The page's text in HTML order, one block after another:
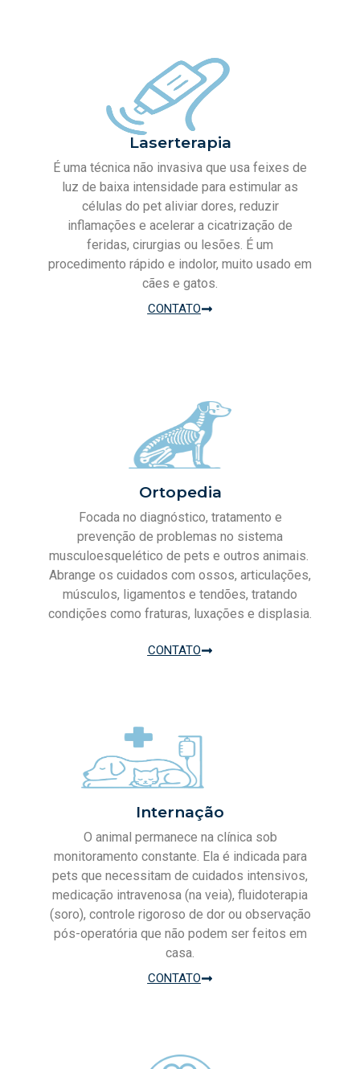
Laserterapia
É uma técnica não invasiva que usa feixes de
luz de baixa intensidade para estimular as
células do pet aliviar dores, reduzir
inflamações e acelerar a cicatrização de
feridas, cirurgias ou lesões. É um
procedimento rápido e indolor, muito usado em
cães e gatos.
CONTATO
Ortopedia
Focada no diagnóstico, tratamento e
prevenção de problemas no sistema
musculoesquelético de pets e outros animais.
Abrange os cuidados com ossos, articulações,
músculos, ligamentos e tendões, tratando
condições como fraturas, luxações e displasia.
CONTATO
Internação
O animal permanece na clínica sob
monitoramento constante. Ela é indicada para
pets que necessitam de cuidados intensivos,
medicação intravenosa (na veia), fluidoterapia
(soro), controle rigoroso de dor ou observação
pós-operatória que não podem ser feitos em
casa.
CONTATO